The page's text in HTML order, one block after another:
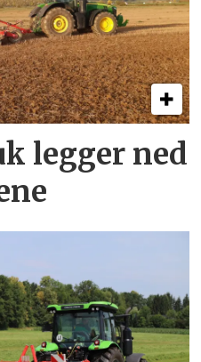
legger ned